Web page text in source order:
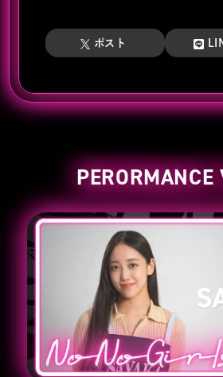
ポスト
PERORMANCE